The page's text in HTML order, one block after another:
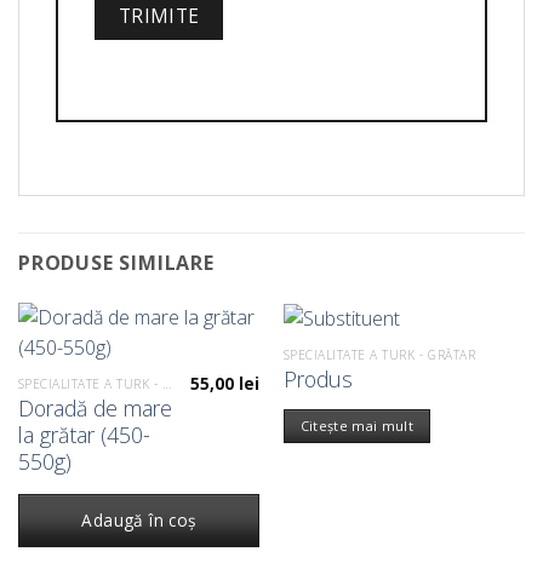
PRODUSE SIMILARE
Doradă de mare
la grătar (450-
550g)
55,00 lei
Adaugă în coș
SPECIALITATE A TURK - GRĂTAR
Produs
Citește mai mult